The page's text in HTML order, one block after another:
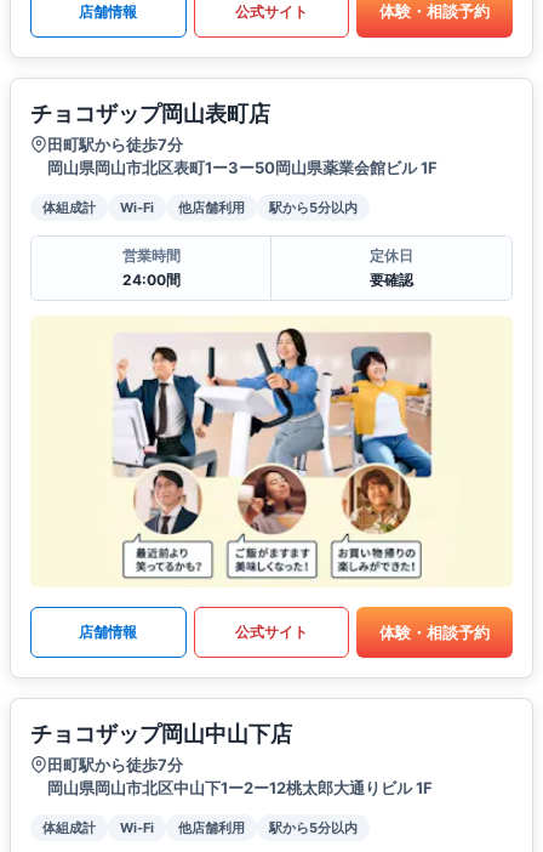
店舗情報 公式サイト 体験・相談予約
チョコザップ岡山表町店
田町駅から徒歩7分
岡山県岡山市北区表町1ー3ー50岡山県薬業会館ビル 1F
体組成計 Wi-Fi 他店舗利用 駅から5分以内
営業時間
24:00間
定休日
要確認
店舗情報 公式サイト 体験・相談予約
チョコザップ岡山中山下店
田町駅から徒歩7分
岡山県岡山市北区中山下1ー2ー12桃太郎大通りビル 1F
体組成計 Wi-Fi 他店舗利用 駅から5分以内